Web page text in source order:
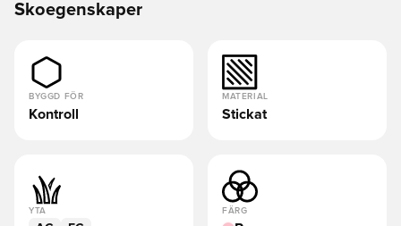
Skoegenskaper
BYGGD FÖR
Kontroll
MATERIAL
Stickat
YTA FÄRG